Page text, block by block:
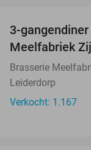
3-
Meelfabriek
Brasserie
Leiderdorp
Verkocht: 1.167